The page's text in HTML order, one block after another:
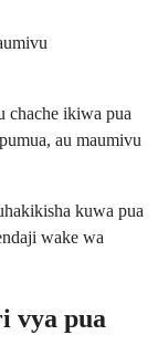
chache ikiwa pua
au maumivu
kuwa pua
wake wa
vya pua